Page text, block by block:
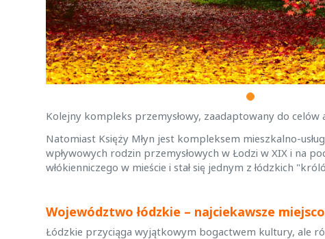
Kolejny kompleks przemysłowy, zaadaptowany do
Natomiast Księży Młyn jest kompleksem mieszkalno-
wpływowych rodzin przemysłowych w Łodzi w XIX i na
włókienniczego w mieście i stał się jednym z łódzkich
Województwo łódzkie – najciekawsze
Łódzkie przyciąga wyjątkowym bogactwem kultury, ale